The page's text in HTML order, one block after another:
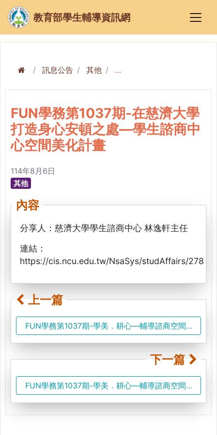
教育部學生輔導資訊網
訊息公告 其他
FUN學務第1037期-在慈濟大學
打造身心安頓之處—學生諮商中
心空間美化計畫
114年8月6日
其他
內容
分享人：慈濟大學學生諮商中心 林逸軒主任
連結：
https://cis.ncu.edu.tw/NsaSys/studAffairs/278
上一篇
FUN學務第1037期-學美．耕心—輔導諮商空間改造心得
下一篇
FUN學務第1037期-學美．耕心—輔導諮商空間改造心得